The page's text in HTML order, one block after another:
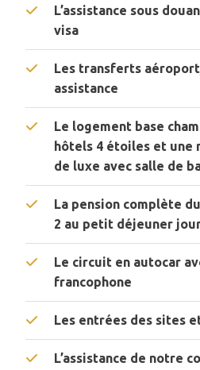
L’assistance sous
visa
Les transferts
assistance
Le logement base
hôtels 4 étoiles et une
de luxe avec salle de
La pension complète
2 au petit déjeuner
Le circuit en autocar
francophone
Les entrées des sites
L’assistance de notre